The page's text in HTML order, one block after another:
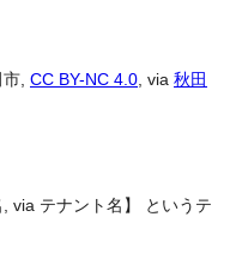
, CC BY-NC 4.0 , via 秋田
via テナント名】 というテ